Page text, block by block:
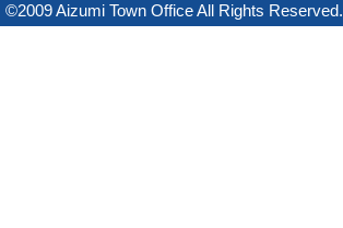
©2009 Aizumi Town Office All Rights Reserved.